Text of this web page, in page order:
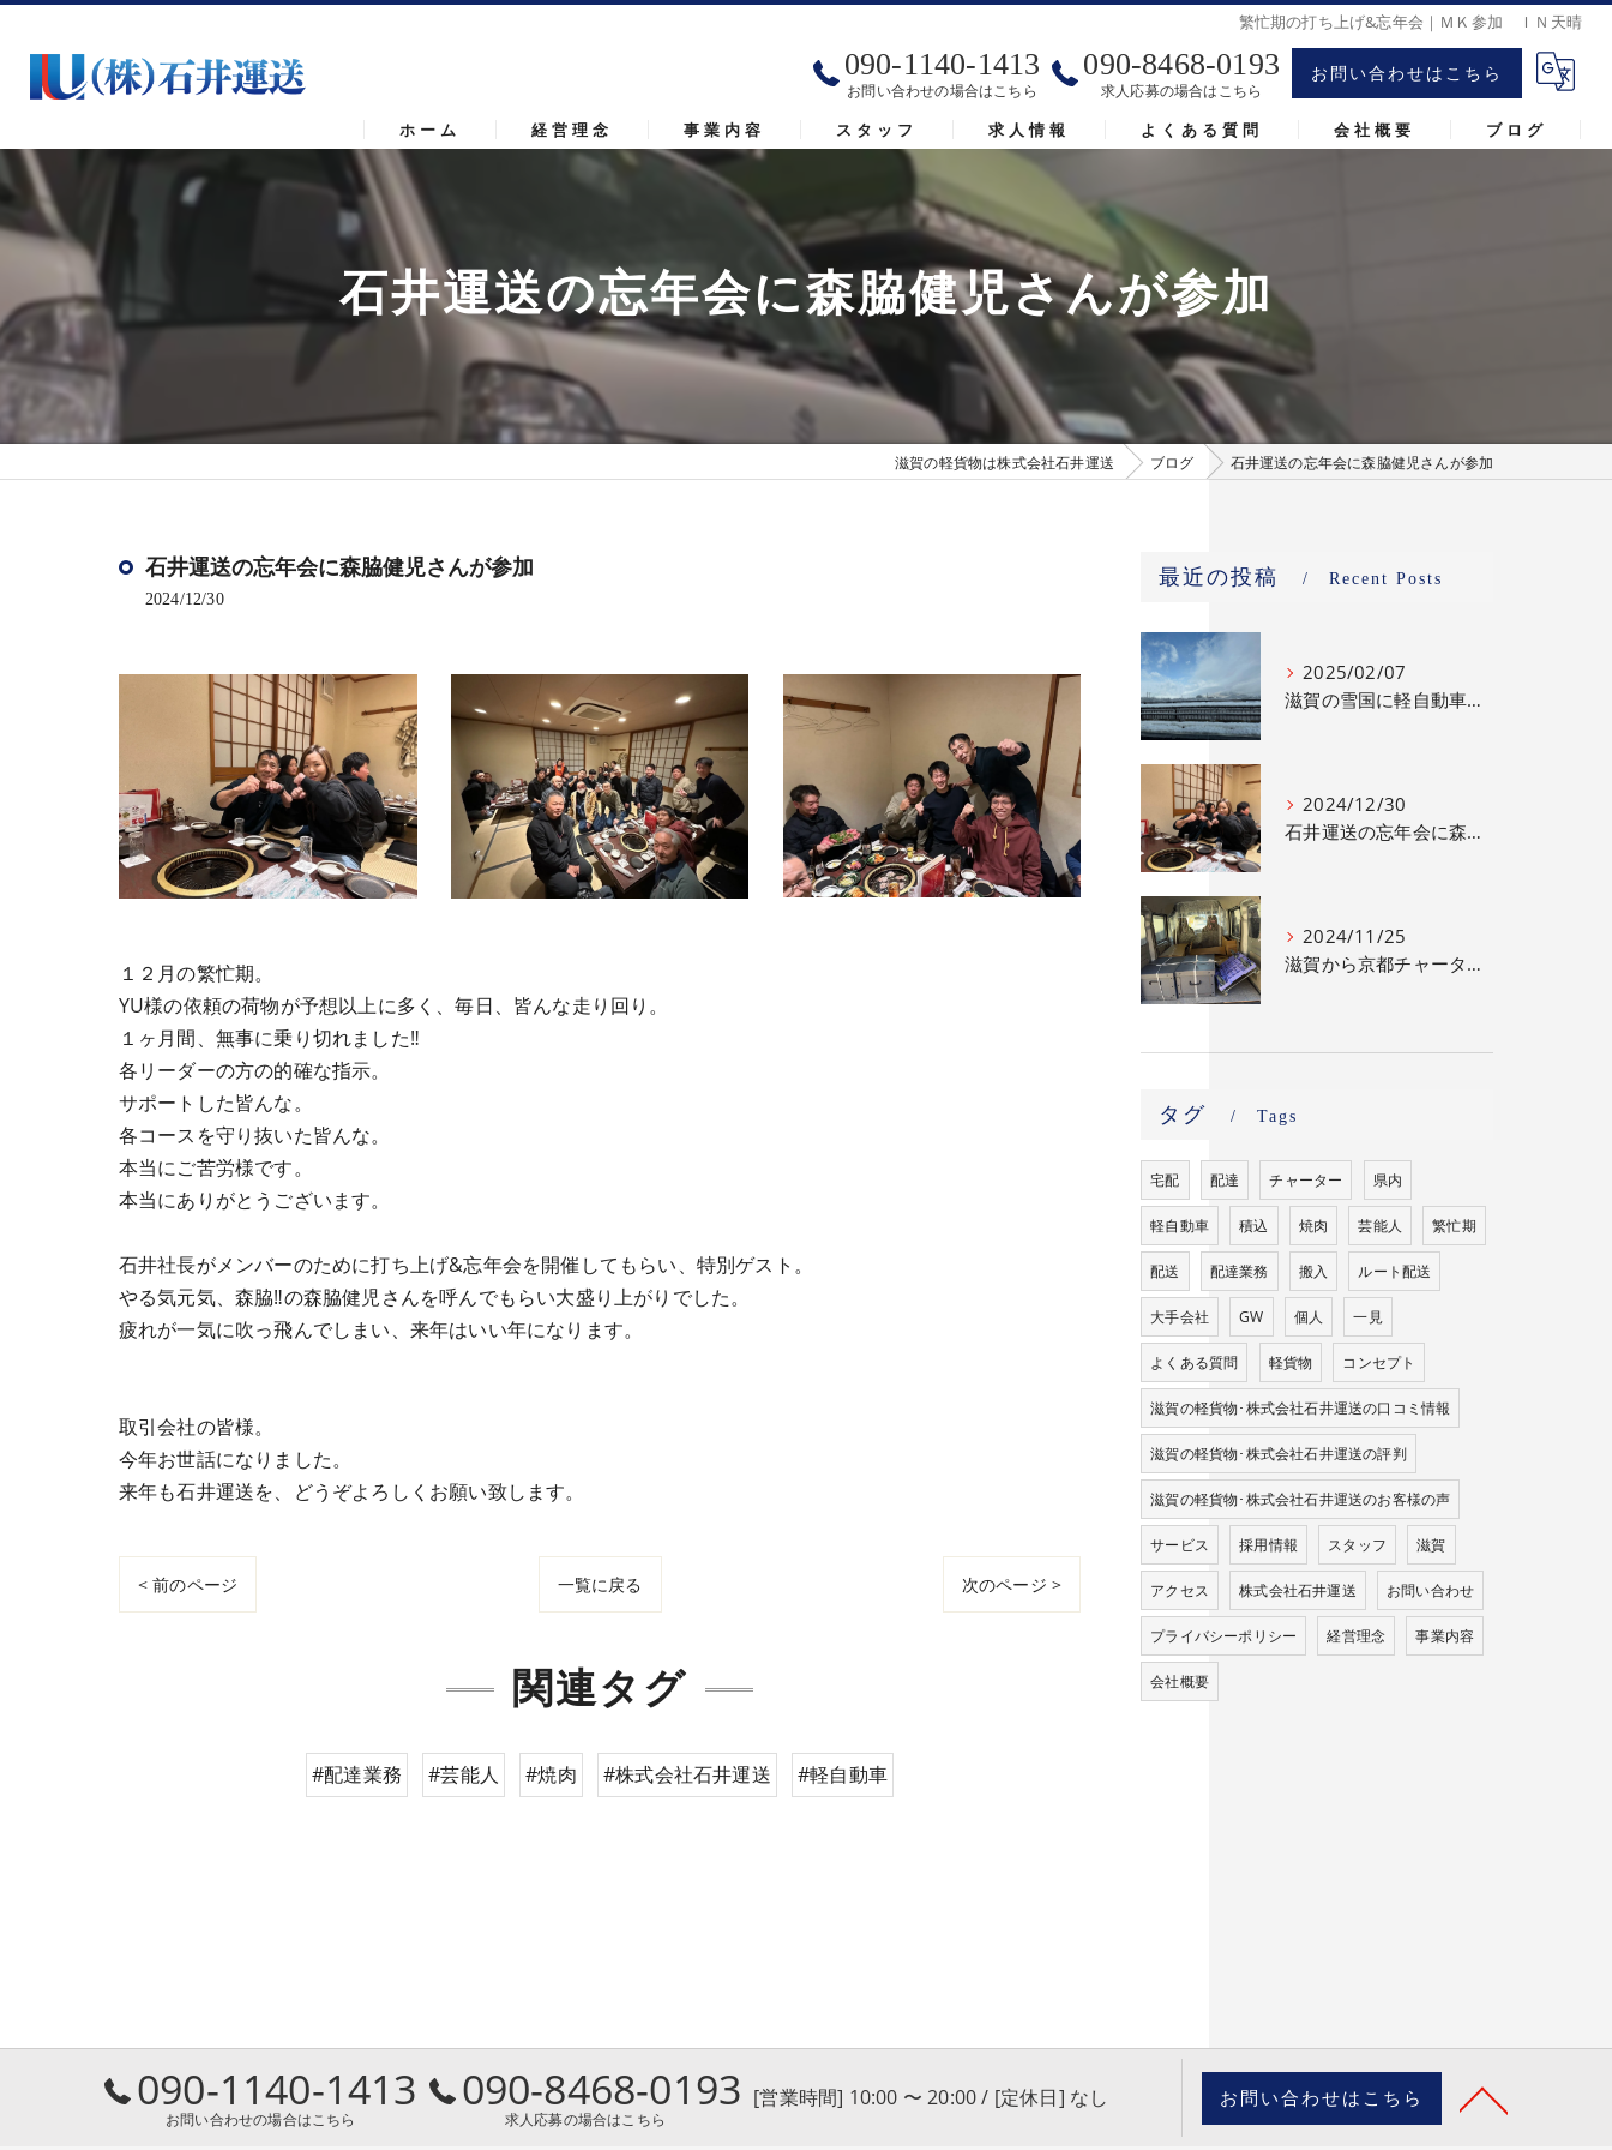
繁忙期の打ち上げ&忘年会｜ＭＫ参加 ＩＮ天晴
090-1140-1413
お問い合わせの場合はこちら
090-8468-0193
求人応募の場合はこちら
お問い合わせはこちら
ホーム 経営理念 事業内容 スタッフ 求人情報 よくある質問 会社概要 ブログ
石井運送の忘年会に森脇健児さんが参加
滋賀の軽貨物は株式会社石井運送 ブログ 石井運送の忘年会に森脇健児さんが参加
石井運送の忘年会に森脇健児さんが参加
2024/12/30
１２月の繁忙期。
YU様の依頼の荷物が予想以上に多く、毎日、皆んな走り回り。
１ヶ月間、無事に乗り切れました‼︎
各リーダーの方の的確な指示。
サポートした皆んな。
各コースを守り抜いた皆んな。
本当にご苦労様です。
本当にありがとうございます。
石井社長がメンバーのために打ち上げ&忘年会を開催してもらい、特別ゲスト。
やる気元気、森脇‼︎の森脇健児さんを呼んでもらい大盛り上がりでした。
疲れが一気に吹っ飛んでしまい、来年はいい年になります。
取引会社の皆様。
今年お世話になりました。
来年も石井運送を、どうぞよろしくお願い致します。
< 前のページ 一覧に戻る 次のページ >
関連タグ
#配達業務 #芸能人 #焼肉 #株式会社石井運送 #軽自動車
最近の投稿 Recent Posts
2025/02/07
滋賀の雪国に軽自動車での配送
2024/12/30
石井運送の忘年会に森脇健児さんが参加
2024/11/25
滋賀から京都チャーター｜一見さん
タグ Tags
宅配 配達 チャーター 県内
軽自動車 積込 焼肉 芸能人 繁忙期
配送 配達業務 搬入 ルート配送
大手会社 GW 個人 一見
よくある質問 軽貨物 コンセプト
滋賀の軽貨物･株式会社石井運送の口コミ情報
滋賀の軽貨物･株式会社石井運送の評判
滋賀の軽貨物･株式会社石井運送のお客様の声
サービス 採用情報 スタッフ 滋賀
アクセス 株式会社石井運送 お問い合わせ
プライバシーポリシー 経営理念 事業内容
会社概要
090-1140-1413
お問い合わせの場合はこちら
090-8468-0193
求人応募の場合はこちら
[営業時間] 10:00 〜 20:00 / [定休日] なし お問い合わせはこちら